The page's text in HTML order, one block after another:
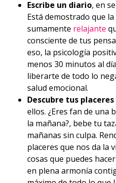
Escribe un diario, en
Está demostrado que
sumamente relajante
consciente de tus
eso, la psicología
menos 30 minutos al
liberarte de todo lo
salud emocional.
Descubre tus placeres
ellos. ¿Eres fan de una
la mañana?, bebe tu
mañanas sin culpa.
placeres que nos da la
cosas que puedes
en plena armonía